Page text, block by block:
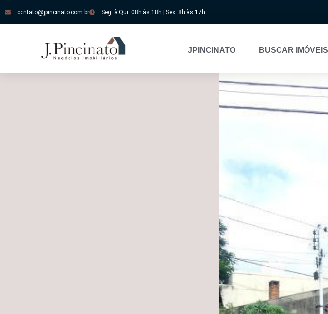
contato@jpincinato.com.br Seg. à Qui. 08h às 18h | Sex. 8h às 17h
JPINCINATO BUSCAR IMÓVEIS